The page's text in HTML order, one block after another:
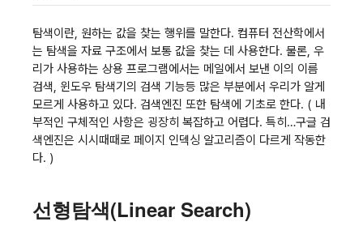
탐색이란, 원하는 값을 찾는 행위를 말한다. 컴퓨터 전산학에서
는 탐색을 자료 구조에서 보통 값을 찾는 데 사용한다. 물론, 우
리가 사용하는 상용 프로그램에서는 메일에서 보낸 이의 이름
검색, 윈도우 탐색기의 검색 기능등 많은 부분에서 우리가 알게
모르게 사용하고 있다. 검색엔진 또한 탐색에 기초로 한다. ( 내
부적인 구체적인 사항은 굉장히 복잡하고 어렵다. 특히…구글 검
색엔진은 시시때때로 페이지 인덱싱 알고리즘이 다르게 작동한
다. )
선형탐색(Linear Search)